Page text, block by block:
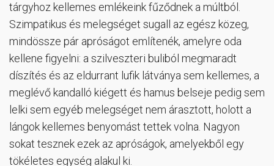
tárgyhoz kellemes emlékeink fűződnek a múltból.
Szimpatikus és melegséget sugall az egész közeg,
mindössze pár apróságot említenék, amelyre oda
kellene figyelni: a szilveszteri buliból megmaradt
díszítés és az eldurrant lufik látványa sem kellemes, a
meglévő kandalló kiégett és hamus belseje pedig sem
lelki sem egyéb melegséget nem árasztott, holott a
lángok kellemes benyomást tettek volna. Nagyon
sokat tesznek ezek az apróságok, amelyekből egy
tökéletes egység alakul ki.